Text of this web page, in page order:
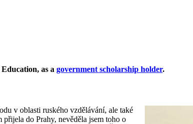
as a government scholarship holder.
v oblasti ruského vzdělávání, ale také
do Prahy, nevěděla jsem toho o